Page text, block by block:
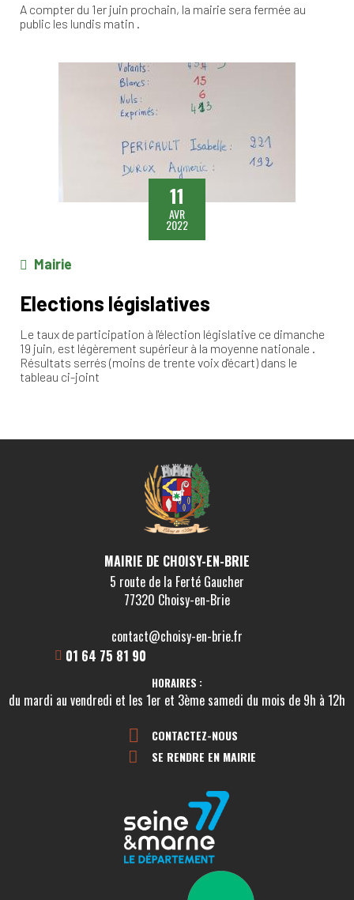
A compter du 1er juin prochain, la mairie sera fermée au
public les lundis matin .
11
AVR
2022
Mairie
Elections législatives
Le taux de participation à l'élection législative ce dimanche
19 juin, est légèrement supérieur à la moyenne nationale .
Résultats serrés (moins de trente voix d'écart) dans le
tableau ci-joint
MAIRIE DE CHOISY-EN-BRIE
5 route de la Ferté Gaucher
77320 Choisy-en-Brie
contact@choisy-en-brie.fr
01 64 75 81 90
HORAIRES :
du mardi au vendredi et les 1er et 3ème samedi du mois de 9h à 12h
CONTACTEZ-NOUS
SE RENDRE EN MAIRIE